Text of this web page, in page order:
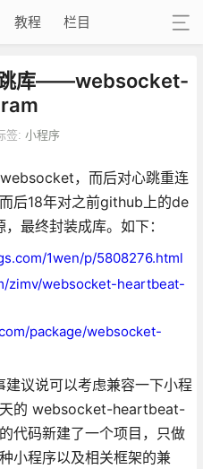
教程 栏目
库——websocket-
签: 小程序
，而后对心跳重连
后18年对之前github上的de
最终封装成库。如下：
1wen/p/5808276.html
zimv/websocket-heartbeat-
package/websocket-
议说可以考虑兼容一下小程
天的 websocket-heartbeat-
代码新建了一个项目，只做
小程序以及相关框架的兼